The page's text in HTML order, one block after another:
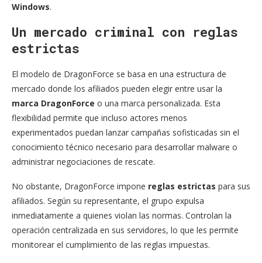
Windows.
Un mercado criminal con reglas
estrictas
El modelo de DragonForce se basa en una estructura de
mercado donde los afiliados pueden elegir entre usar la
marca DragonForce o una marca personalizada. Esta
flexibilidad permite que incluso actores menos
experimentados puedan lanzar campañas sofisticadas sin el
conocimiento técnico necesario para desarrollar malware o
administrar negociaciones de rescate.
No obstante, DragonForce impone reglas estrictas para sus
afiliados. Según su representante, el grupo expulsa
inmediatamente a quienes violan las normas. Controlan la
operación centralizada en sus servidores, lo que les permite
monitorear el cumplimiento de las reglas impuestas.